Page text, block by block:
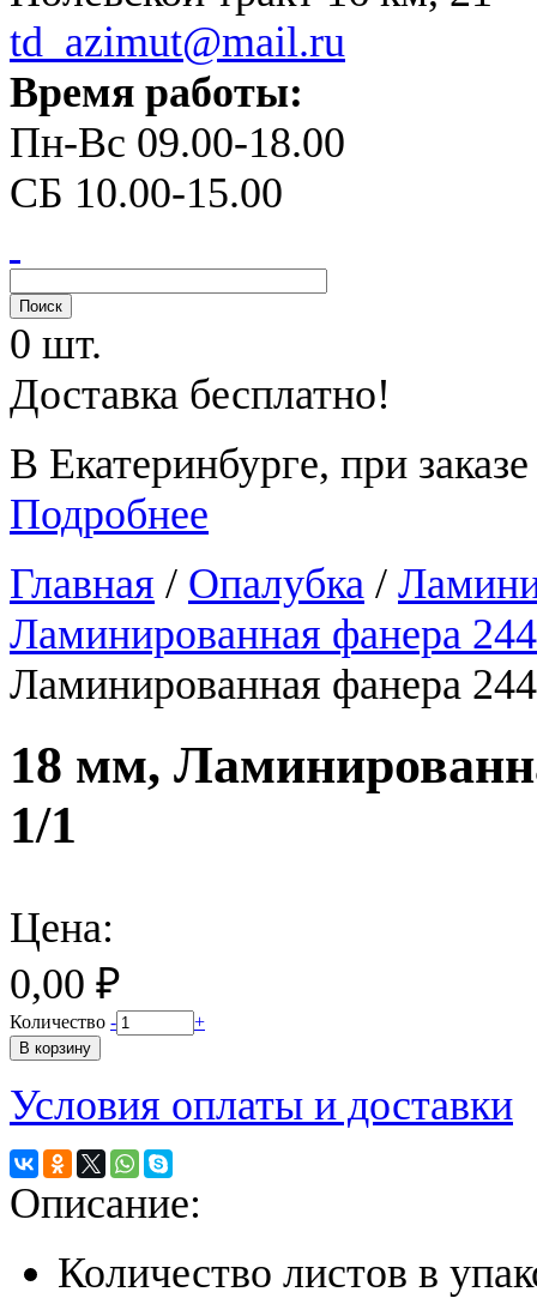
td_azimut@mail.ru
Время работы:
Пн-Вс 09.00-18.00
СБ 10.00-15.00
0 шт.
Доставка бесплатно!
В Екатеринбурге, при
Подробнее
Главная / Опалубка /
Ламинированная фанера
Ламинированная фанера
18 мм,
1/1
Цена:
0,00 ₽
Количество - +
Условия оплаты и доставки
Описание:
Количество листов в